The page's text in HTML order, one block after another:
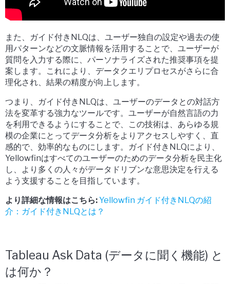
また、ガイド付きNLQは、ユーザー独自の設定や過去の使
用パターンなどの文脈情報を活用することで、ユーザーが
質問を入力する際に、パーソナライズされた推奨事項を提
案します。これにより、データクエリプロセスがさらに合
理化され、結果の精度が向上します。
つまり、ガイド付きNLQは、ユーザーのデータとの対話方
法を変革する強力なツールです。ユーザーが自然言語の力
を利用できるようにすることで、この技術は、あらゆる規
模の企業にとってデータ分析をよりアクセスしやすく、直
感的で、効率的なものにします。ガイド付きNLQにより、
Yellowfinはすべてのユーザーのためのデータ分析を民主化
し、より多くの人々がデータドリブンな意思決定を行える
よう支援することを目指しています。
より詳細な情報はこちら:Yellowfin ガイド付きNLQの紹
介：ガイド付きNLQとは？
Tableau Ask Data (データに聞く機能) と
は何か？